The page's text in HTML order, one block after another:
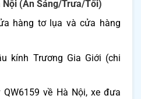
Nội (Ăn Sáng/Trưa/Tối)
hàng tơ lụa và cửa hàng
kính Trương Gia Giới (chi
về Hà Nội, xe đưa